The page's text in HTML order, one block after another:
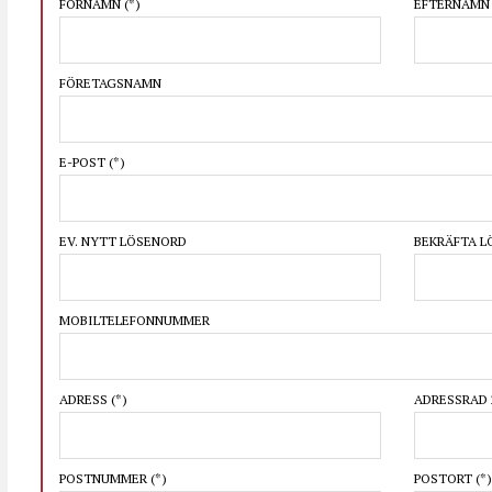
FÖRNAMN (*) EFTERNAMN
FÖRETAGSNAMN
E-POST (*)
EV. NYTT LÖSENORD BEKRÄFTA
MOBILTELEFONNUMMER
ADRESS (*) ADRESSRAD
POSTNUMMER (*) POSTORT (*)